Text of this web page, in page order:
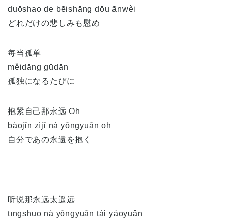
duōshao de bēishāng dōu ānwèi
どれだけの悲しみも慰め
每当孤单
měidāng gūdān
孤独になるたびに
抱紧自己那永远 Oh
bàojǐn zìjǐ nà yǒngyuǎn oh
自分であの永遠を抱く
听说那永远太遥远
tīngshuō nà yǒngyuǎn tài yáoyuǎn